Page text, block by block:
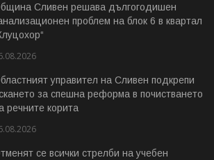
Сливен решава дългогодишен
проблем на блок 6 в квартал
управител на Сливен подкрепи
за спешна реформа в почистването
речните корита
се всички стрелби на учебен